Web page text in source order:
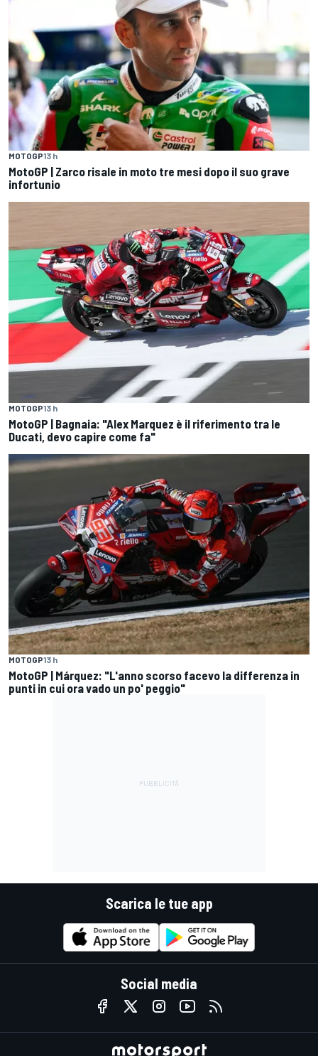
MOTOGP13 h
MotoGP | Zarco risale in moto tre mesi dopo il suo grave
infortunio
MOTOGP13 h
MotoGP | Bagnaia: "Alex Marquez è il riferimento tra le
Ducati, devo capire come fa"
MOTOGP13 h
MotoGP | Márquez: "L'anno scorso facevo la differenza in
punti in cui ora vado un po' peggio"
Scarica le tue app
Social media